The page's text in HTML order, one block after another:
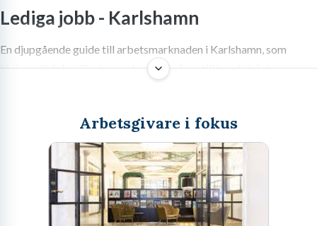
Lediga jobb - Karlshamn
En djupgående guide till arbetsmarknaden i Karlshamn, som
täcker allt från vilka branscher som växer till hur du bäst
Välkommen till Karlshamns
dynamiska arbetsmarknad: Här finns
dina nästa lediga jobb
Arbetsgivare i fokus